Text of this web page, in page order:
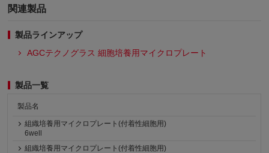
関連製品
製品ラインアップ
AGCテクノグラス 細胞培養用マイクロプレート
製品一覧
製品名
組織培養用マイクロプレート(付着性細胞用)
6well
組織培養用マイクロプレート(付着性細胞用)